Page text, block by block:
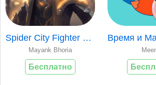
Spider City Fighter Revenge 3D
Mayank Bhoria
Бесплатно